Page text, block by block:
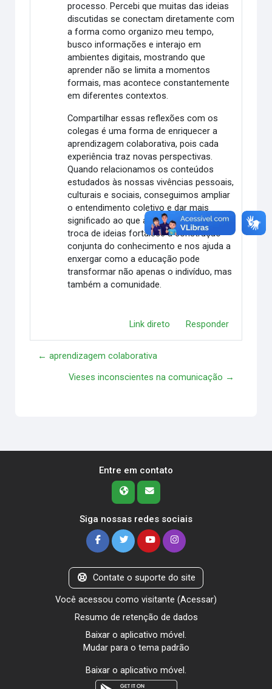
processo. Percebi que muitas das ideias
discutidas se conectam diretamente com
a forma como organizo meu tempo,
busco informações e interajo em
ambientes digitais, mostrando que
aprender não se limita a momentos
formais, mas acontece constantemente
em diferentes contextos.
Compartilhar essas reflexões com os
colegas é uma forma de enriquecer a
aprendizagem colaborativa, pois cada
experiência traz novas perspectivas.
Quando relacionamos os conteúdos
estudados às nossas vivências pessoais,
culturais e sociais, conseguimos ampliar
o entendimento coletivo e dar mais
significado ao que aprendemos. Essa
troca de ideias fortalece a construção
conjunta do conhecimento e nos ajuda a
enxergar como a educação pode
transformar não apenas o indivíduo, mas
também a comunidade.
Link direto Responder
← aprendizagem colaborativa
Vieses inconscientes na comunicação →
Entre em contato
Siga nossas redes sociais
Contate o suporte do site
Você acessou como visitante (Acessar)
Resumo de retenção de dados
Baixar o aplicativo móvel.
Mudar para o tema padrão
Baixar o aplicativo móvel.